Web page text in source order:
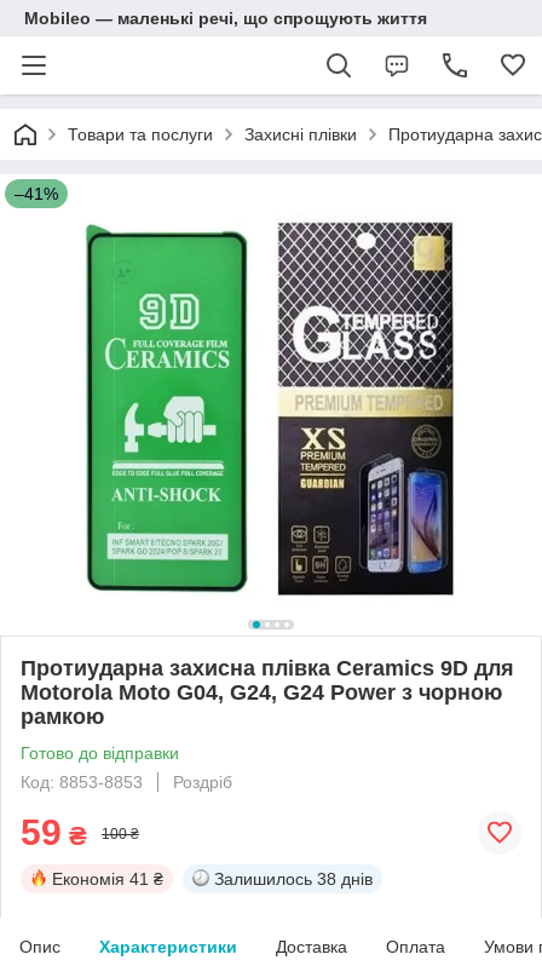
Mobileo — маленькі речі, що спрощують життя
Товари та послуги Захисні плівки Протиударна
–41%
Протиударна захисна плівка Ceramics 9D для
Motorola Moto G04, G24, G24 Power з чорною
рамкою
Готово до відправки
Код: 8853-8853
Роздріб
59 ₴ 100 ₴
Економія 41 ₴ Залишилось 38 днів
Опис Характеристики Доставка Оплата Умови